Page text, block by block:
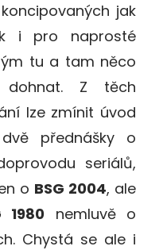
jak
i pro naprosté
tu a tam něco
Z těch
lze zmínit úvod
přednášky o
seriálů,
o BSG 2004, ale
1980 nemluvě o
Chystá se ale i